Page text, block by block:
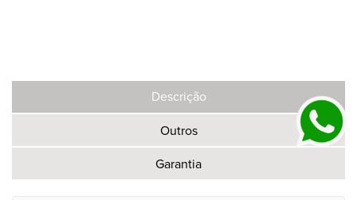
Descrição
Outros
Garantia